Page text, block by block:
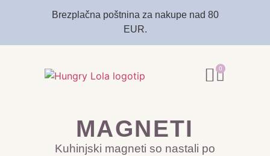
Brezplačna poštnina za nakupe nad 80
EUR.
0
MAGNETI
Kuhinjski magneti so nastali po